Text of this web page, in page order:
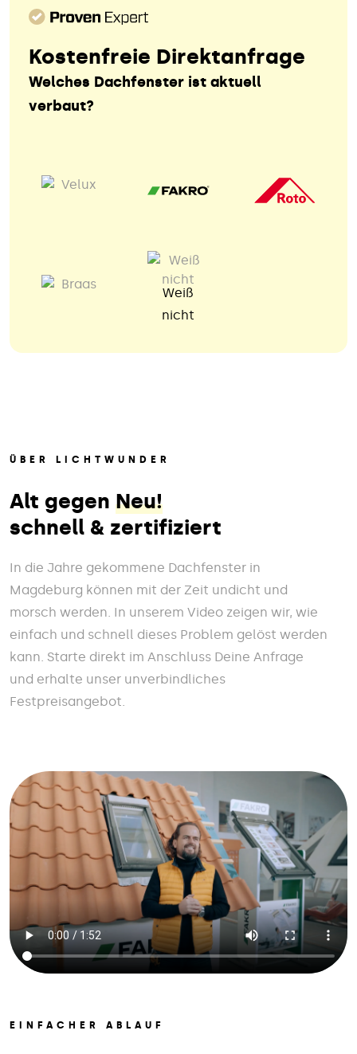
Kostenfreie Direktanfrage
Welches Dachfenster ist aktuell
verbaut?
Weiß
nicht
ÜBER LICHTWUNDER
Alt gegen Neu!
schnell & zertifiziert
In die Jahre gekommene Dachfenster in
Magdeburg können mit der Zeit undicht und
morsch werden. In unserem Video zeigen wir, wie
einfach und schnell dieses Problem gelöst werden
kann. Starte direkt im Anschluss Deine Anfrage
und erhalte unser unverbindliches
Festpreisangebot.
EINFACHER ABLAUF